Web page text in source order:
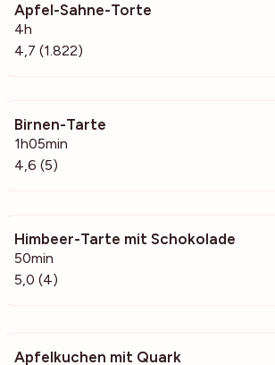
Apfel-Sahne-Torte
4h
4,7 (1.822)
Birnen-Tarte
1h05min
4,6 (5)
Himbeer-Tarte mit Schokolade
50min
5,0 (4)
Apfelkuchen mit Quark